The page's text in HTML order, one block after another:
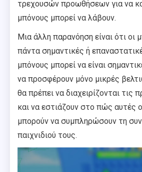
τρεχουσών προωθήσεων για να
μπόνους μπορεί να λάβουν.
Μια άλλη παρανόηση είναι ότι οι
πάντα σημαντικές ή
μπόνους μπορεί να είναι
να προσφέρουν μόνο μικρές
θα πρέπει να διαχειρίζονται τις
και να εστιάζουν στο πώς αυτές
μπορούν να συμπληρώσουν τη
παιχνιδιού τους.